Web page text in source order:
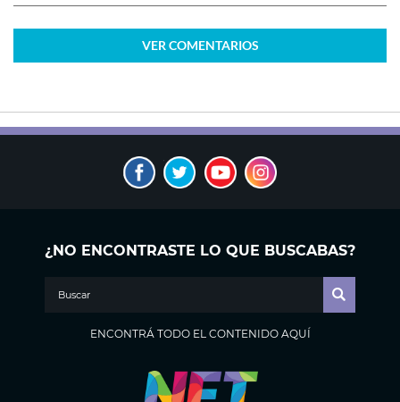
VER COMENTARIOS
¿NO ENCONTRASTE LO QUE BUSCABAS?
ENCONTRÁ TODO EL CONTENIDO AQUÍ